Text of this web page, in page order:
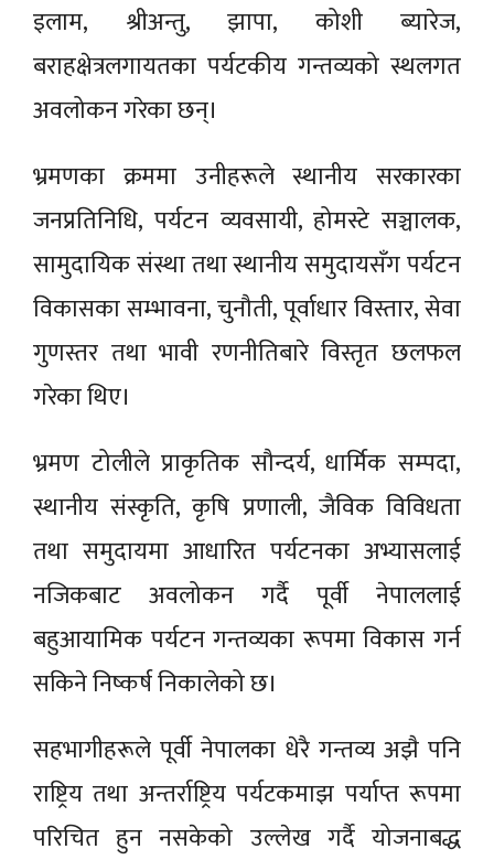
इलाम, श्रीअन्तु, झापा, कोशी ब्यारेज,
बराहक्षेत्रलगायतका पर्यटकीय गन्तव्यको स्थलगत
अवलोकन गरेका छन्।
भ्रमणका क्रममा उनीहरूले स्थानीय सरकारका
जनप्रतिनिधि, पर्यटन व्यवसायी, होमस्टे सञ्चालक,
सामुदायिक संस्था तथा स्थानीय समुदायसँग पर्यटन
विकासका सम्भावना, चुनौती, पूर्वाधार विस्तार, सेवा
गुणस्तर तथा भावी रणनीतिबारे विस्तृत छलफल
गरेका थिए।
भ्रमण टोलीले प्राकृतिक सौन्दर्य, धार्मिक सम्पदा,
स्थानीय संस्कृति, कृषि प्रणाली, जैविक विविधता
तथा समुदायमा आधारित पर्यटनका अभ्यासलाई
नजिकबाट अवलोकन गर्दै पूर्वी नेपाललाई
बहुआयामिक पर्यटन गन्तव्यका रूपमा विकास गर्न
सकिने निष्कर्ष निकालेको छ।
सहभागीहरूले पूर्वी नेपालका धेरै गन्तव्य अझै पनि
राष्ट्रिय तथा अन्तर्राष्ट्रिय पर्यटकमाझ पर्याप्त रूपमा
परिचित हुन नसकेको उल्लेख गर्दै योजनाबद्ध